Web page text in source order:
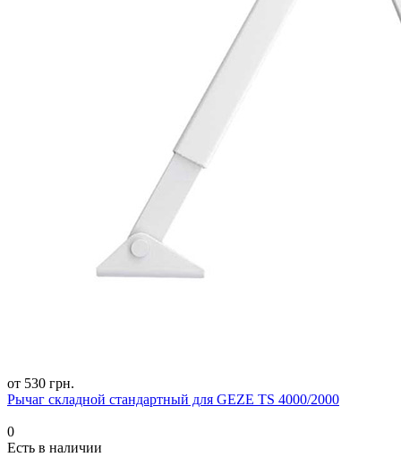
от 530 грн.
Рычаг складной стандартный для GEZE TS 4000/2000
0
Есть в наличии